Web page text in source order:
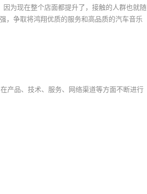
为现在整个店面都提升了，接触的人群也就随
，争取将鸿翔优质的服务和高品质的汽车音乐
产品、技术、服务、网络渠道等方面不断进行